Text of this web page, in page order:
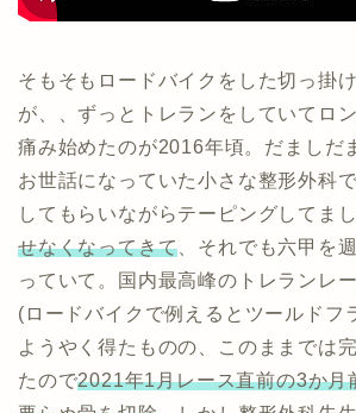
そもそもロードバイクをした切っ掛
が、、ずっとトレランをしていてロ
痛み始めたのが2016年頃。だましだ
お世話になっていた小さな整形外科
してもらいながらテーピングしてま
せなくなってきて 、それでも六甲を
っていて。国内最高峰のトレランレ
(ロードバイクで例えるとツールドフ
ようやく得たものの、このままでは
たので2021年1月レース直前の3か月